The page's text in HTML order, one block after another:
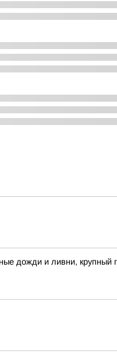
дожди и ливни, крупный